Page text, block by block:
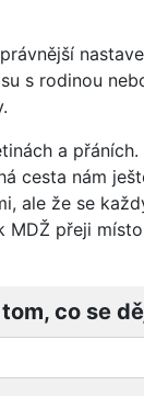
s rodinou
a
cesta nám
ale že se
přeji
co se